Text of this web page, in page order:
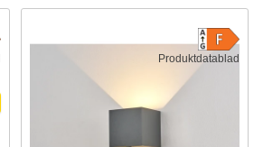
Produktdatablad